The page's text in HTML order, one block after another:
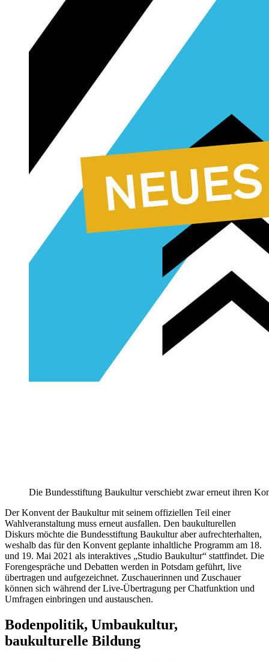
Die Bundesstiftung Baukultur verschiebt zwar erneut ihren
Der Konvent der Baukultur mit seinem offiziellen Teil einer
Wahlveranstaltung muss erneut ausfallen. Den baukulturellen
Diskurs möchte die Bundesstiftung Baukultur aber aufrechterhalten,
weshalb das für den Konvent geplante inhaltliche Programm am 18.
und 19. Mai 2021 als interaktives „Studio Baukultur“ stattfindet. Die
Forengespräche und Debatten werden in Potsdam geführt, live
übertragen und aufgezeichnet. Zuschauerinnen und Zuschauer
können sich während der Live-Übertragung per Chatfunktion und
Umfragen einbringen und austauschen.
Bodenpolitik, Umbaukultur,
baukulturelle Bildung